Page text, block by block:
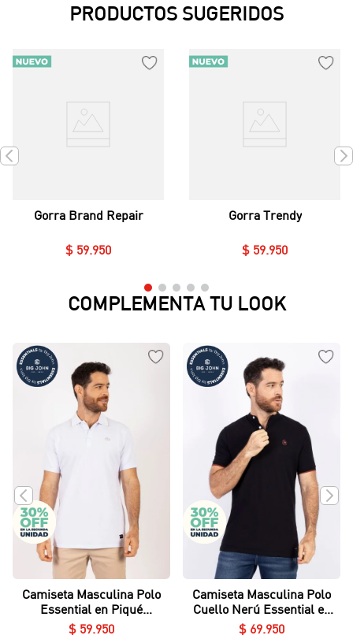
PRODUCTOS SUGERIDOS
Gorra Brand Repair
$ 59 950
Gorra Trendy
$ 59 950
COMPLEMENTA TU LOOK
Camiseta Masculina Polo
Essential en Piqué
Lycrado
$ 59 950
Camiseta Masculina Polo
Cuello Nerú Essential en
Piqué Lycrado
$ 69 950